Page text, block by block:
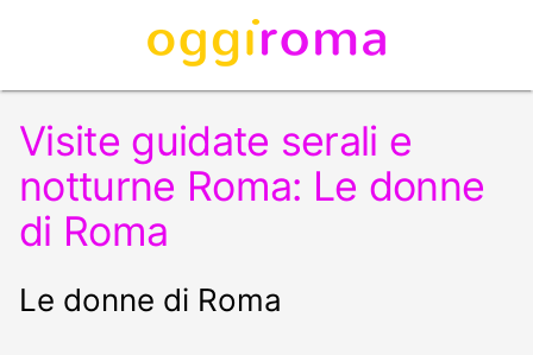
Visite guidate serali e
notturne Roma: Le donne
di Roma
Le donne di Roma